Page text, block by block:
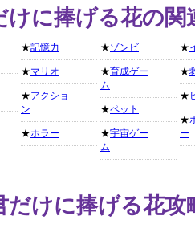
けに捧げる花の
★記憶力
★マリオ
★アクショ
ン
★ホラー
★ゾンビ
★育成ゲー
ム
★ペット
★宇宙ゲー
ム
★
★
★
★
ー
だけに捧げる花